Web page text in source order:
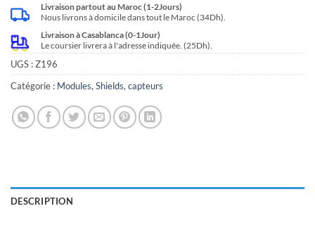
Livraison partout au Maroc (1-2Jours)
Nous livrons à domicile dans tout le Maroc (34Dh).
Livraison à Casablanca (0-1Jour)
Le coursier livrera à l'adresse indiquée. (25Dh).
UGS :Z196
Catégorie : Modules, Shields, capteurs
DESCRIPTION